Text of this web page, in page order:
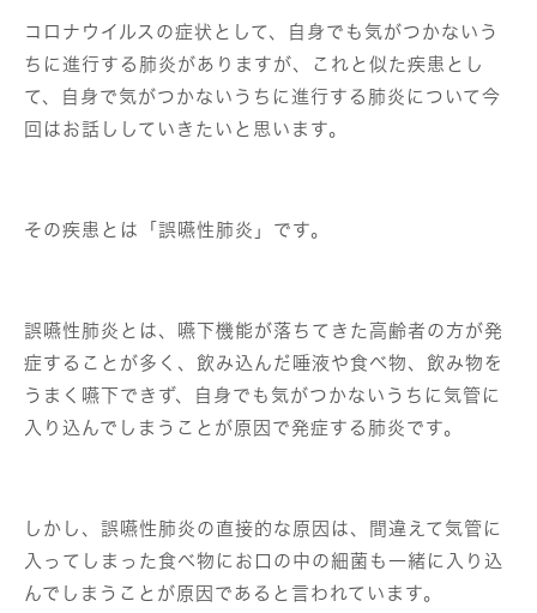
コロナウイルスの症状として、自身でも気がつかないう
ちに進行する肺炎がありますが、これと似た疾患とし
て、自身で気がつかないうちに進行する肺炎について今
回はお話ししていきたいと思います。
その疾患とは「誤嚥性肺炎」です。
誤嚥性肺炎とは、嚥下機能が落ちてきた高齢者の方が発
症することが多く、飲み込んだ唾液や食べ物、飲み物を
うまく嚥下できず、自身でも気がつかないうちに気管に
入り込んでしまうことが原因で発症する肺炎です。
しかし、誤嚥性肺炎の直接的な原因は、間違えて気管に
入ってしまった食べ物にお口の中の細菌も一緒に入り込
んでしまうことが原因であると言われています。